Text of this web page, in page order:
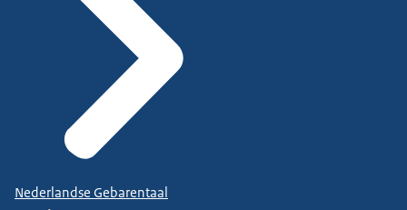
Nederlandse Gebarentaal